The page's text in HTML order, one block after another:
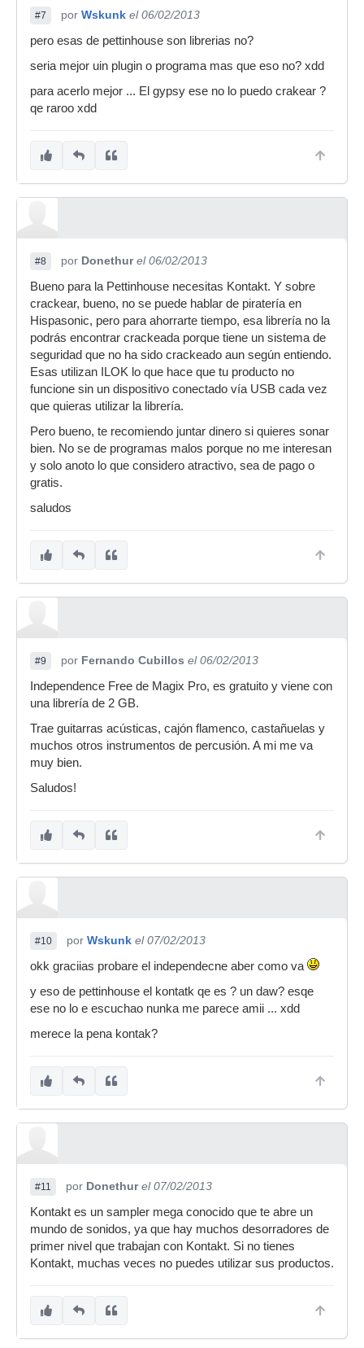
#7 por Wskunk el 06/02/2013
pero esas de pettinhouse son librerias no?
seria mejor uin plugin o programa mas que eso no? xdd
para acerlo mejor ... El gypsy ese no lo puedo crakear ?
qe raroo xdd
#8 por Donethur el 06/02/2013
Bueno para la Pettinhouse necesitas Kontakt. Y sobre
crackear, bueno, no se puede hablar de piratería en
Hispasonic, pero para ahorrarte tiempo, esa librería no la
podrás encontrar crackeada porque tiene un sistema de
seguridad que no ha sido crackeado aun según entiendo.
Esas utilizan ILOK lo que hace que tu producto no
funcione sin un dispositivo conectado vía USB cada vez
que quieras utilizar la librería.
Pero bueno, te recomiendo juntar dinero si quieres sonar
bien. No se de programas malos porque no me interesan
y solo anoto lo que considero atractivo, sea de pago o
gratis.
saludos
#9 por Fernando Cubillos el 06/02/2013
Independence Free de Magix Pro, es gratuito y viene con
una librería de 2 GB.
Trae guitarras acústicas, cajón flamenco, castañuelas y
muchos otros instrumentos de percusión. A mi me va
muy bien.
Saludos!
#10 por Wskunk el 07/02/2013
okk graciias probare el independecne aber como va
y eso de pettinhouse el kontatk qe es ? un daw? esqe
ese no lo e escuchao nunka me parece amii ... xdd
merece la pena kontak?
#11 por Donethur el 07/02/2013
Kontakt es un sampler mega conocido que te abre un
mundo de sonidos, ya que hay muchos desorradores de
primer nivel que trabajan con Kontakt. Si no tienes
Kontakt, muchas veces no puedes utilizar sus productos.